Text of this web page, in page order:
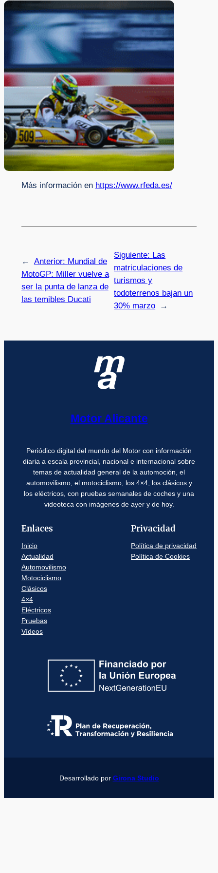
Más información en https://www.rfeda.es/
← Anterior: Mundial de
MotoGP: Miller vuelve a
ser la punta de lanza de
las temibles Ducati
Siguiente: Las
matriculaciones de
turismos y
todoterrenos bajan un
30% marzo
→
Motor Alicante
Periódico digital del mundo del Motor con información
diaria a escala provincial, nacional e internacional sobre
temas de actualidad general de la automoción, el
automovilismo, el motociclismo, los 4×4, los clásicos y
los eléctricos, con pruebas semanales de coches y una
videoteca con imágenes de ayer y de hoy.
Enlaces
Inicio
Actualidad
Automovilismo
Motociclismo
Clásicos
4×4
Eléctricos
Pruebas
Vídeos
Privacidad
Política de privacidad
Política de Cookies
Desarrollado por Girona Studio